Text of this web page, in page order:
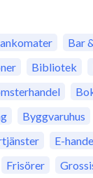
Bar
Bibliotek
Byggvaruhus
E-
Frisörer